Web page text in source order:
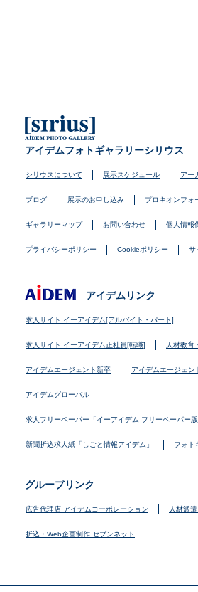
アイデムフォトギャラリーシリウス
シリウスについて 展示スケジュール アー
ブログ 展示のお申し込み プロキオンフォ
ギャラリーマップ お問い合わせ 個人情報
プライバシーポリシー Cookieポリシー サ
アイデムリンク
求人サイト イーアイデム[アルバイト・パート]
求人サイト イーアイデム正社員[転職] 人材教育
アイデムエージェント新卒 アイデムエージェン
アイデムグローバル
求人フリーペーパー「イーアイデム フリーペーパー版
新聞折込求人紙「しごと情報アイデム」 フォト
グループリンク
広告代理店 アイデムコーポレーション 人材派
折込・Web企画制作 セブンネット